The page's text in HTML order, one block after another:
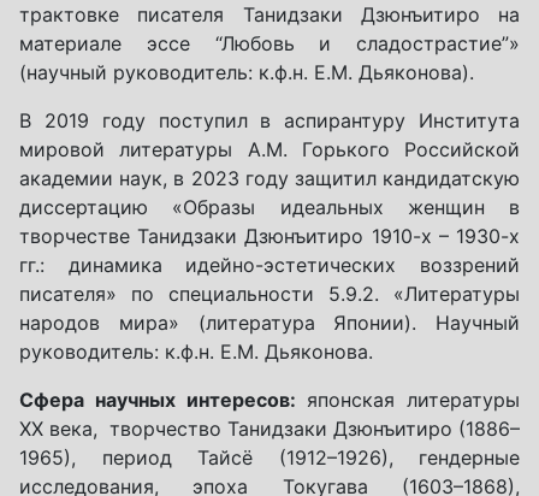
трактовке писателя Танидзаки Дзюнъитиро на
материале эссе “Любовь и сладострастие”»
(научный руководитель: к.ф.н. Е.М. Дьяконова).
В 2019 году поступил в аспирантуру Института
мировой литературы А.М. Горького Российской
академии наук, в 2023 году защитил кандидатскую
диссертацию «Образы идеальных женщин в
творчестве Танидзаки Дзюнъитиро 1910-х – 1930-х
гг.: динамика идейно-эстетических воззрений
писателя» по специальности 5.9.2. «Литературы
народов мира» (литература Японии). Научный
руководитель: к.ф.н. Е.М. Дьяконова.
Сфера научных интересов: японская литературы
XX века, творчество Танидзаки Дзюнъитиро (1886–
1965), период Тайсё (1912–1926), гендерные
исследования, эпоха Токугава (1603–1868),